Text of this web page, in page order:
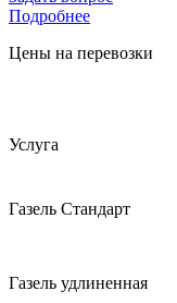
Подробнее
Цены на перевозки
Услуга
Газель Стандарт
Газель удлиненная